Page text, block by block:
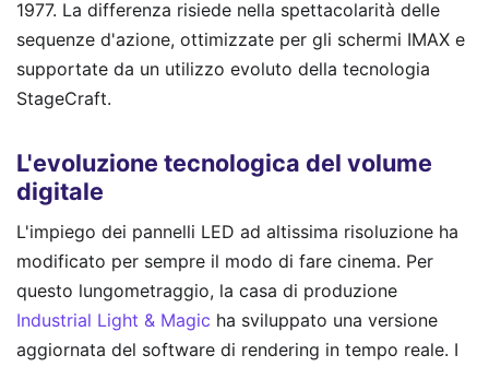
1977. La differenza risiede nella spettacolarità delle
sequenze d'azione, ottimizzate per gli schermi IMAX e
supportate da un utilizzo evoluto della tecnologia
StageCraft.
L'evoluzione tecnologica del volume
digitale
L'impiego dei pannelli LED ad altissima risoluzione ha
modificato per sempre il modo di fare cinema. Per
questo lungometraggio, la casa di produzione
Industrial Light & Magic ha sviluppato una versione
aggiornata del software di rendering in tempo reale. I